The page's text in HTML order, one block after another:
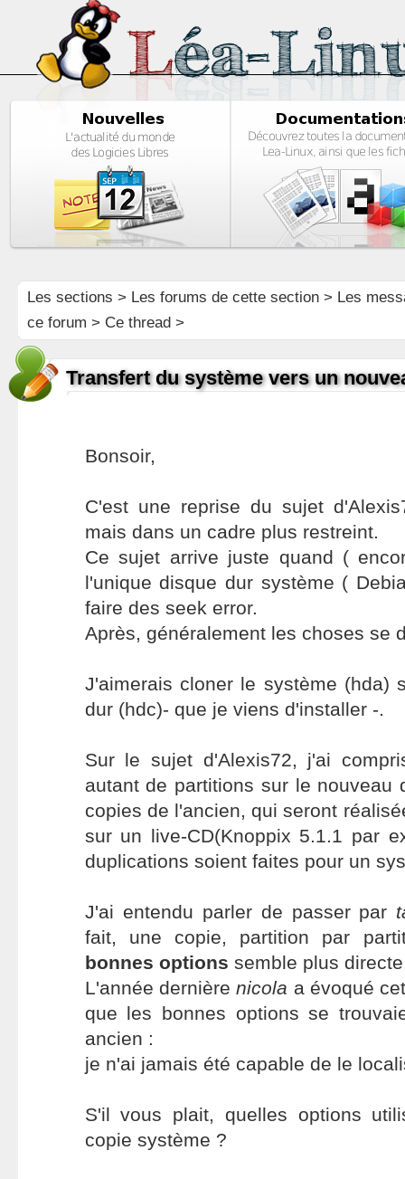
Les sections > Les forums de cette section> Les
ce forum > Ce thread >
Transfert du système vers un
Bonsoir,
C'est une reprise du sujet
mais dans un cadre plus restreint.
Ce sujet arrive juste quand (
l'unique disque dur système (
faire des seek error.
Après, généralement les choses se
J'aimerais cloner le système (hda)
dur (hdc)- que je viens d'installer -.
Sur le sujet d'Alexis72, j'ai
autant de partitions sur le nouveau
copies de l'ancien, qui seront
sur un live-CD(Knoppix 5.1.1 par
duplications soient faites pour un
J'ai entendu parler de passer par
fait, une copie, partition par
bonnes options semble plus
L'année dernièrenicola a évoqué
que les bonnes options se
ancien :
je n'ai jamais été capable de le
S'il vous plait, quelles options
copie système ?